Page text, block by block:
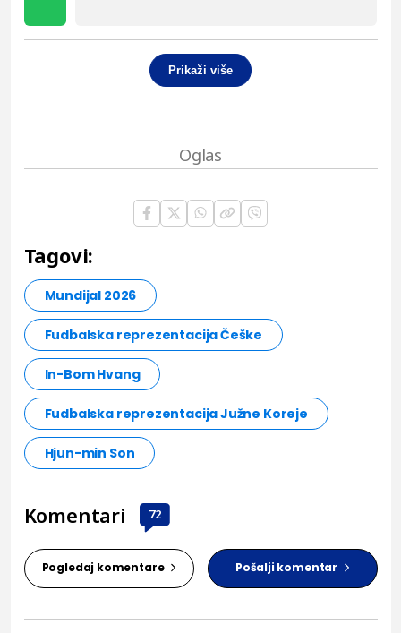
Prikaži više
Tagovi:
Mundijal 2026
Fudbalska reprezentacija Češke
In-Bom Hvang
Fudbalska reprezentacija Južne Koreje
Hjun-min Son
Komentari 72
Pogledaj komentare Pošalji komentar